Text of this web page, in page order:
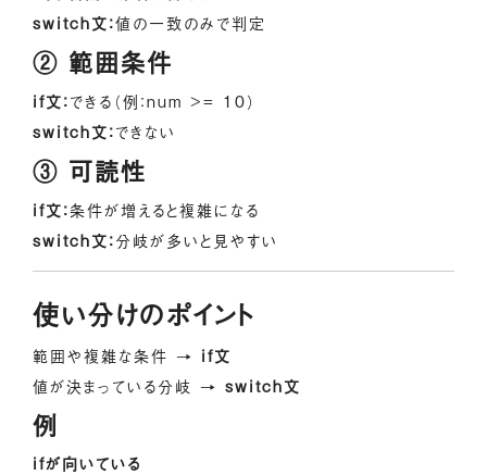
switch文：値の一致のみで判定
② 範囲条件
if文：できる（例：num >= 10）
switch文：できない
③ 可読性
if文：条件が増えると複雑になる
switch文：分岐が多いと見やすい
使い分けのポイント
範囲や複雑な条件 → if文
値が決まっている分岐 → switch文
例
ifが向いている